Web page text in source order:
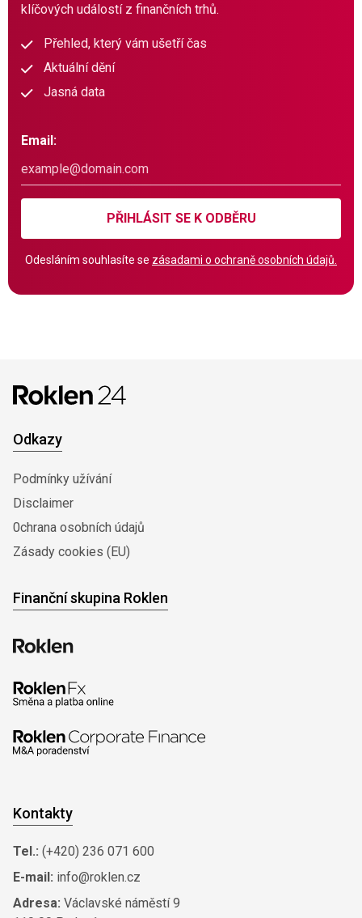
klíčových událostí z finančních trhů.
Přehled, který vám ušetří čas
Aktuální dění
Jasná data
Email:
PŘIHLÁSIT SE K ODBĚRU
Odesláním souhlasíte se zásadami o ochraně osobních údajů.
Odkazy
Podmínky užívání
Disclaimer
0chrana osobních údajů
Zásady cookies (EU)
Finanční skupina Roklen
Kontakty
Tel.: (+420) 236 071 600
E-mail: info@roklen.cz
Adresa: Václavské náměstí 9